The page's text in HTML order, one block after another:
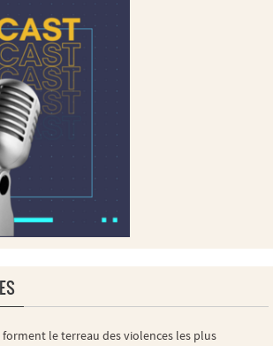
forment le terreau des violences les plus